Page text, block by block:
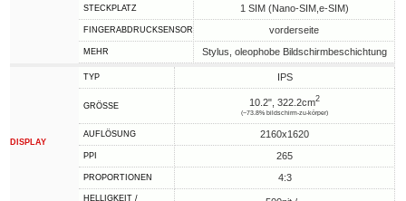
STECKPLATZ 1 SIM (Nano-SIM,e-SIM)
FINGERABDRUCKSENSOR vorderseite
MEHR Stylus, oleophobe Bildschirmbeschichtung
DISPLAY
TYP IPS
GRÖSSE 10.2", 322.2cm2
(~73.8% bildschirm-zu-körper)
AUFLÖSUNG 2160x1620
PPI 265
PROPORTIONEN 4:3
HELLIGKEIT /